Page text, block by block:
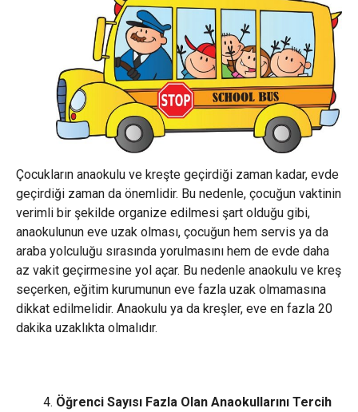
Çocukların anaokulu ve kreşte geçirdiği zaman kadar, evde
geçirdiği zaman da önemlidir. Bu nedenle, çocuğun vaktinin
verimli bir şekilde organize edilmesi şart olduğu gibi,
anaokulunun eve uzak olması, çocuğun hem servis ya da
araba yolculuğu sırasında yorulmasını hem de evde daha
az vakit geçirmesine yol açar. Bu nedenle anaokulu ve kreş
seçerken, eğitim kurumunun eve fazla uzak olmamasına
dikkat edilmelidir. Anaokulu ya da kreşler, eve en fazla 20
dakika uzaklıkta olmalıdır.
Öğrenci Sayısı Fazla Olan Anaokullarını Tercih